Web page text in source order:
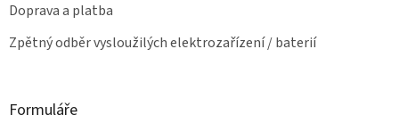
Doprava a platba
Zpětný odběr vysloužilých elektrozařízení / baterií
Formuláře